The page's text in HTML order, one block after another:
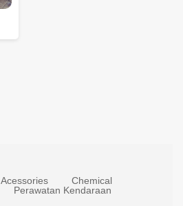
Acessories
Chemical
Perawatan Kendaraan